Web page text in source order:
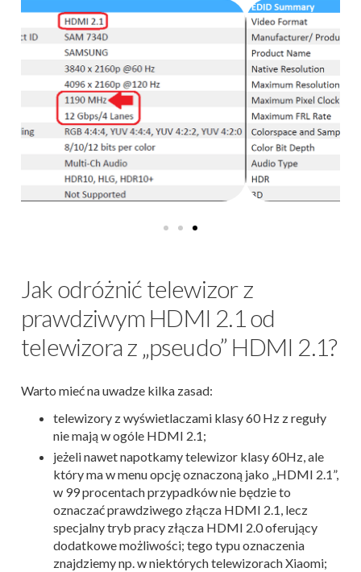
Jak odróżnić telewizor z
prawdziwym HDMI 2.1 od
telewizora z „pseudo” HDMI 2.1?
Warto mieć na uwadze kilka zasad:
telewizory z wyświetlaczami klasy 60 Hz z reguły
nie mają w ogóle HDMI 2.1;
jeżeli nawet napotkamy telewizor klasy 60Hz, ale
który ma w menu opcję oznaczoną jako „HDMI 2.1”,
w 99 procentach przypadków nie będzie to
oznaczać prawdziwego złącza HDMI 2.1, lecz
specjalny tryb pracy złącza HDMI 2.0 oferujący
dodatkowe możliwości; tego typu oznaczenia
znajdziemy np. w niektórych telewizorach Xiaomi;